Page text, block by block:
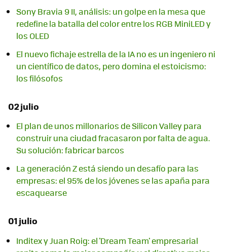
Sony Bravia 9 II, análisis: un golpe en la mesa que
redefine la batalla del color entre los RGB MiniLED y
los OLED
El nuevo fichaje estrella de la IA no es un ingeniero ni
un científico de datos, pero domina el estoicismo:
los filósofos
02 julio
El plan de unos millonarios de Silicon Valley para
construir una ciudad fracasaron por falta de agua.
Su solución: fabricar barcos
La generación Z está siendo un desafío para las
empresas: el 95% de los jóvenes se las apaña para
escaquearse
01 julio
Inditex y Juan Roig: el 'Dream Team' empresarial